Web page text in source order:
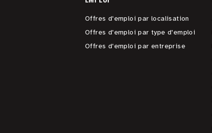
Offres d'emploi par localisation
Offres d'emploi par type d'emploi
Offres d'emploi par entreprise